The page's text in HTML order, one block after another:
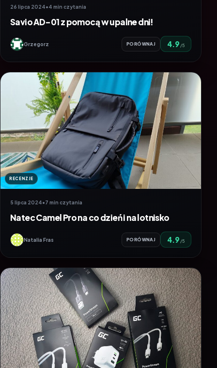
26 lipca 2024•4 min czytania
Savio AD-01 z pomocą w upalne dni!
Grzegorz PORÓWNAJ 4.9 /5
RECENZJE
5 lipca 2024•7 min czytania
Natec Camel Pro na co dzień i na lotnisko
Natalia Fras PORÓWNAJ 4.9 /5